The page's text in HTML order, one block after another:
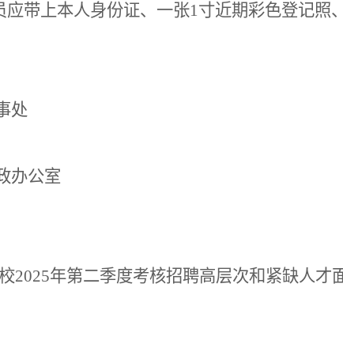
带上本人身份证、一张1寸近期彩色登记照
处
办公室
2025年第二季度考核招聘高层次和紧缺人才